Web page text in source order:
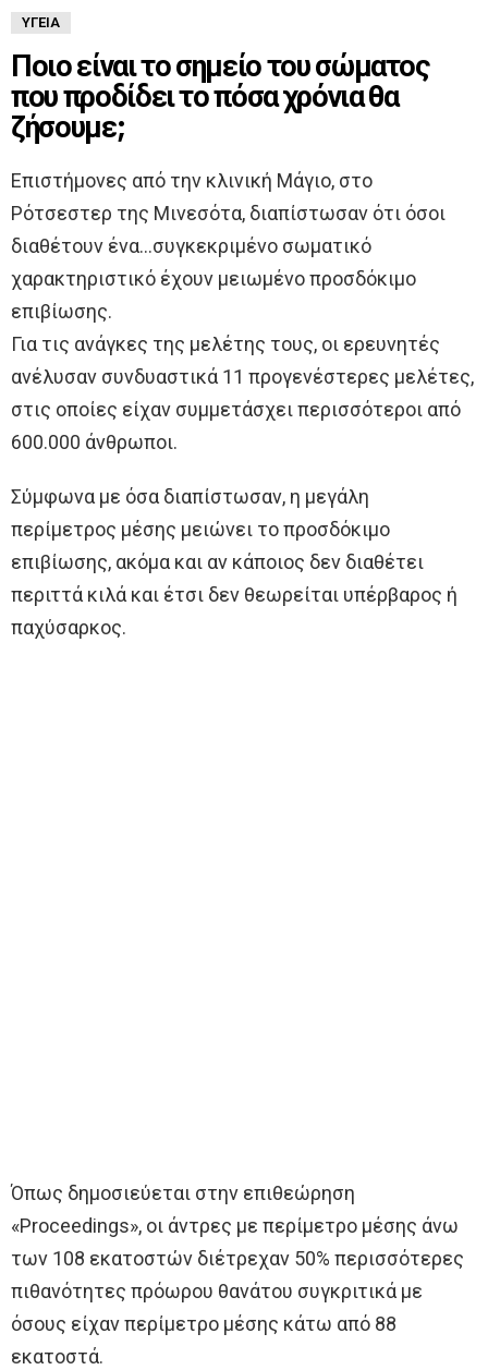
ΥΓΕΊΑ
Ποιο είναι το σημείο του σώματος
που προδίδει το πόσα χρόνια θα
ζήσουμε;
Επιστήμονες από την κλινική Μάγιο, στο
Ρότσεστερ της Μινεσότα, διαπίστωσαν ότι όσοι
διαθέτουν ένα…συγκεκριμένο σωματικό
χαρακτηριστικό έχουν μειωμένο προσδόκιμο
επιβίωσης.
Για τις ανάγκες της μελέτης τους, οι ερευνητές
ανέλυσαν συνδυαστικά 11 προγενέστερες μελέτες,
στις οποίες είχαν συμμετάσχει περισσότεροι από
600.000 άνθρωποι.
Σύμφωνα με όσα διαπίστωσαν, η μεγάλη
περίμετρος μέσης μειώνει το προσδόκιμο
επιβίωσης, ακόμα και αν κάποιος δεν διαθέτει
περιττά κιλά και έτσι δεν θεωρείται υπέρβαρος ή
παχύσαρκος.
Όπως δημοσιεύεται στην επιθεώρηση
«Proceedings», οι άντρες με περίμετρο μέσης άνω
των 108 εκατοστών διέτρεχαν 50% περισσότερες
πιθανότητες πρόωρου θανάτου συγκριτικά με
όσους είχαν περίμετρο μέσης κάτω από 88
εκατοστά.